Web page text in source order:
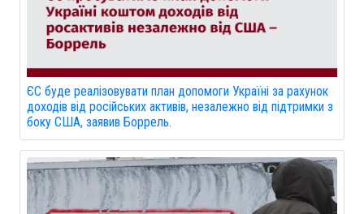
ЄС буде реалізовувати план допомоги Україні за рахунок
доходів від російських активів, незалежно від підтримки з
боку США, заявив Боррель.